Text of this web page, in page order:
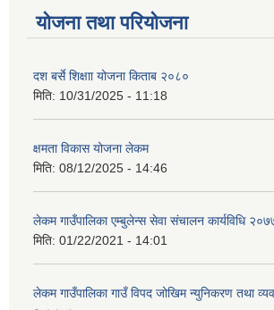
योजना तथा परियोजना
दश बर्से शिक्षाा योजना किताब २०८०
मिति: 10/31/2025 - 11:18
क्षमता विकास योजना लेकम
मिति: 08/12/2025 - 14:46
लेकम गाउँपालिका एम्बुलेन्स सेवा संचालन कार्यविधि
मिति: 01/22/2021 - 14:01
लेकम गाउँपालिका गाउँ विपद जोखिम न्युनिकरण तथा